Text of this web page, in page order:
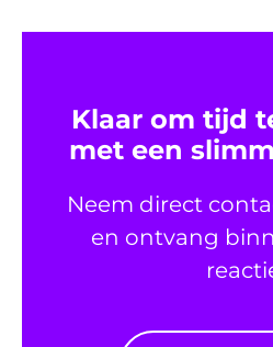
Klaar om tijd
met een
Neem direct
en ontvang